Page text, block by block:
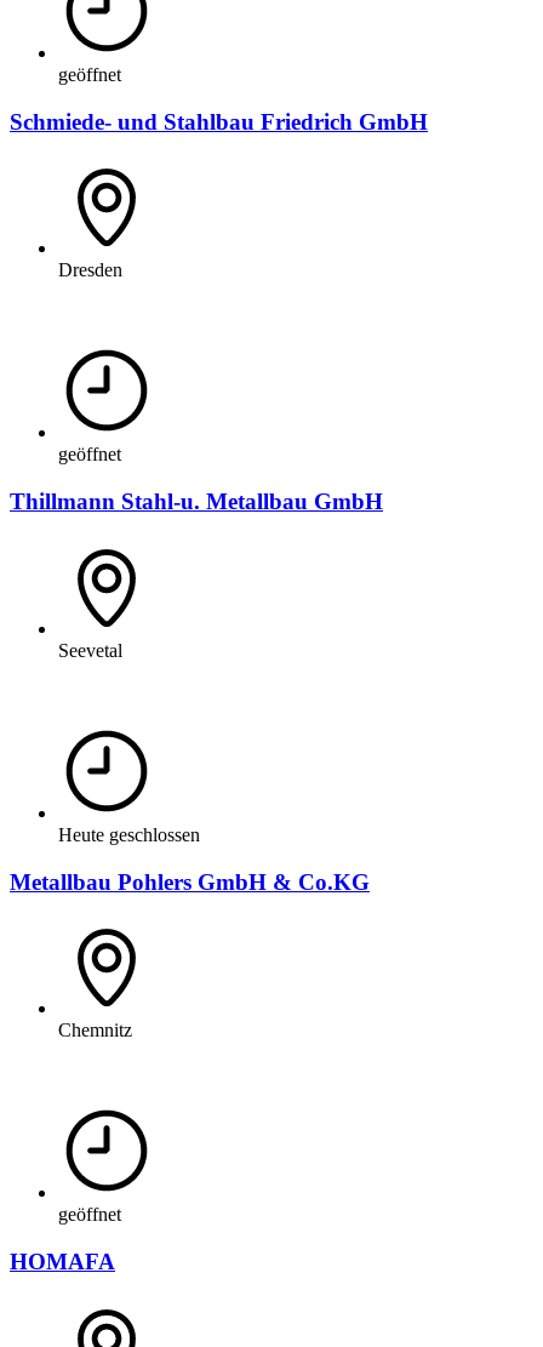
geöffnet
Schmiede- und Stahlbau Friedrich GmbH
Dresden
geöffnet
Thillmann Stahl-u. Metallbau GmbH
Seevetal
Heute geschlossen
Metallbau Pohlers GmbH & Co.KG
Chemnitz
geöffnet
HOMAFA